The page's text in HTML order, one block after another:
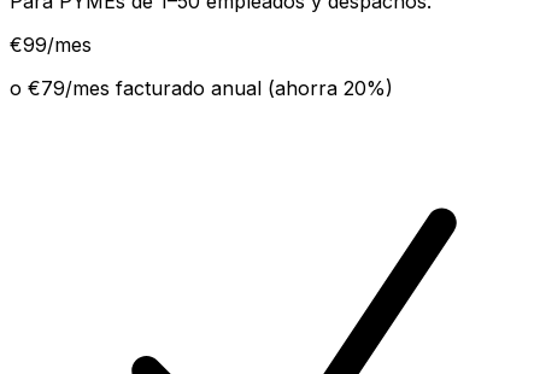
€99/mes
o €79/mes facturado anual (ahorra 20%)